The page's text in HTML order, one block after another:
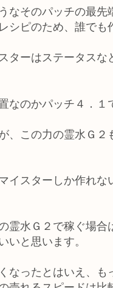
なそのパッチの最先
シピのため、誰でも
ターはステータス
なのかパッチ４．１
、この力の霊水Ｇ
イスターしか作れ
霊水Ｇ２で稼ぐ場
いと思います。
なったとはいえ、